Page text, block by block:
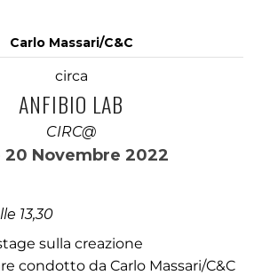
Carlo Massari/C&C
circa
ANFIBIO LAB
CIRC@
20 Novembre 2022
13,30
sulla creazione
condotto da Carlo Massari/C&C